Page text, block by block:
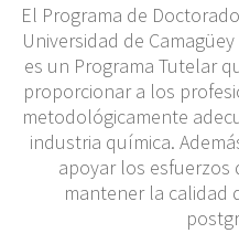
El Programa de
Universidad de
es un Programa Tutelar
proporcionar a los
metodológicamente
industria química.
apoyar los
mantener la calidad